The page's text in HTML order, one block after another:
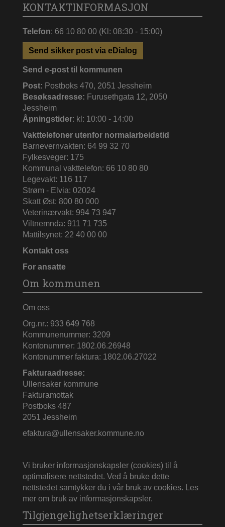
KONTAKTINFORMASJON
Telefon: 66 10 80 00 (Kl: 08:30 - 15:00)
Send sikker post via eDialog
Send e-post til kommunen
Post: Postboks 470, 2051 Jessheim
Besøksadresse: Furusethgata 12, 2050
Jessheim
Åpningstider: kl: 10:00 - 14:00
Vakttelefoner utenfor normalarbeidstid
Barnevernvakten: 64 99 32 70
Fylkesveger: 175
Kommunal vakttelefon: 66 10 80 80
Legevakt: 116 117
Strøm - Elvia: 02024
Skatt Øst: 800 80 000
Veterinærvakt: 994 73 947
Viltnemnda: 911 71 735
Mattilsynet: 22 40 00 00
Kontakt oss
For ansatte
Om kommunen
Om oss
Org.nr.: 933 649 768
Kommunenummer: 3209
Kontonummer: 1802.06.26948
Kontonummer faktura: 1802.06.27022
Fakturaadresse:
Ullensaker kommune
Fakturamottak
Postboks 487
2051 Jessheim
efaktura@ullensaker.kommune.no
Vi bruker informasjonskapsler (cookies) til å
optimalisere nettstedet. Ved å bruke dette
nettstedet samtykker du i vår bruk av cookies.
Les
mer om bruk av informasjonskapsler.
Tilgjengelighetserklæringer